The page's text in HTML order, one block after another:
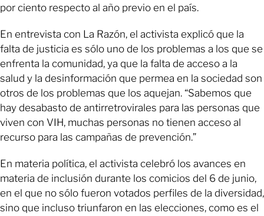
por ciento respecto al año previo en el país.
En entrevista con La Razón, el activista explicó que la
falta de justicia es sólo uno de los problemas a los que se
enfrenta la comunidad, ya que la falta de acceso a la
salud y la desinformación que permea en la sociedad son
otros de los problemas que los aquejan. “Sabemos que
hay desabasto de antirretrovirales para las personas que
viven con VIH, muchas personas no tienen acceso al
recurso para las campañas de prevención.”
En materia política, el activista celebró los avances en
materia de inclusión durante los comicios del 6 de junio,
en el que no sólo fueron votados perfiles de la diversidad,
sino que incluso triunfaron en las elecciones, como es el